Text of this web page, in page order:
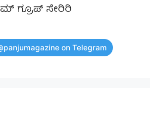
ಗ್ರೂಪ್ ಸೇರಿರಿ
on Telegram